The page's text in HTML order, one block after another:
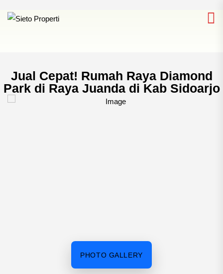
Jual Cepat! Rumah Raya Diamond
Park di Raya Juanda di Kab Sidoarjo
PHOTO GALLERY